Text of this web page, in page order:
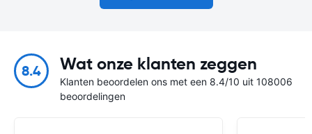
8.4 Wat onze klanten zeggen
Klanten beoordelen ons met een 8.4/10 uit 108006
beoordelingen